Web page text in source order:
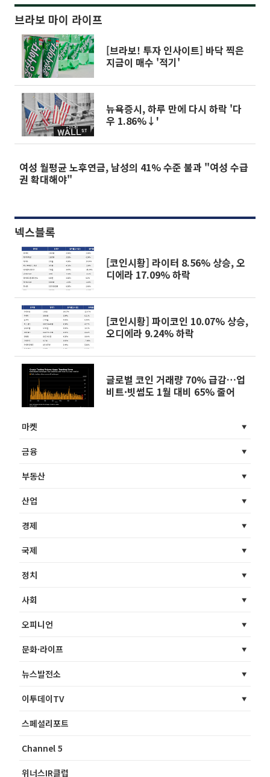
브라보 마이 라이프
[브라보! 투자 인사이트] 바닥 찍은
지금이 매수 '적기'
뉴욕증시, 하루 만에 다시 하락 '다
우 1.86%↓'
여성 월평균 노후연금, 남성의 41% 수준 불과 "여성 수급
권 확대해야"
넥스블록
[코인시황] 라이터 8.56% 상승, 오
디에라 17.09% 하락
[코인시황] 파이코인 10.07% 상승,
오디에라 9.24% 하락
글로벌 코인 거래량 70% 급감…업
비트·빗썸도 1월 대비 65% 줄어
마켓
금융
부동산
산업
경제
국제
정치
사회
오피니언
문화·라이프
뉴스발전소
이투데이TV
스페셜리포트
Channel 5
위너스IR클럽